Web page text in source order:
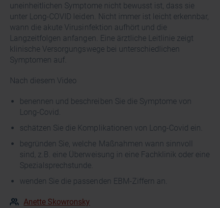
uneinheitlichen Symptome nicht bewusst ist, dass sie
unter Long-COVID leiden. Nicht immer ist leicht erkennbar,
wann die akute Virusinfektion aufhört und die
Langzeitfolgen anfangen. Eine ärztliche Leitlinie zeigt
klinische Versorgungswege bei unterschiedlichen
Symptomen auf.
Nach diesem Video
benennen und beschreiben Sie die Symptome von
Long-Covid.
schätzen Sie die Komplikationen von Long-Covid ein.
begründen Sie, welche Maßnahmen wann sinnvoll
sind, z.B. eine Überweisung in eine Fachklinik oder eine
Spezialsprechstunde.
wenden Sie die passenden EBM-Ziffern an.
Anette Skowronsky